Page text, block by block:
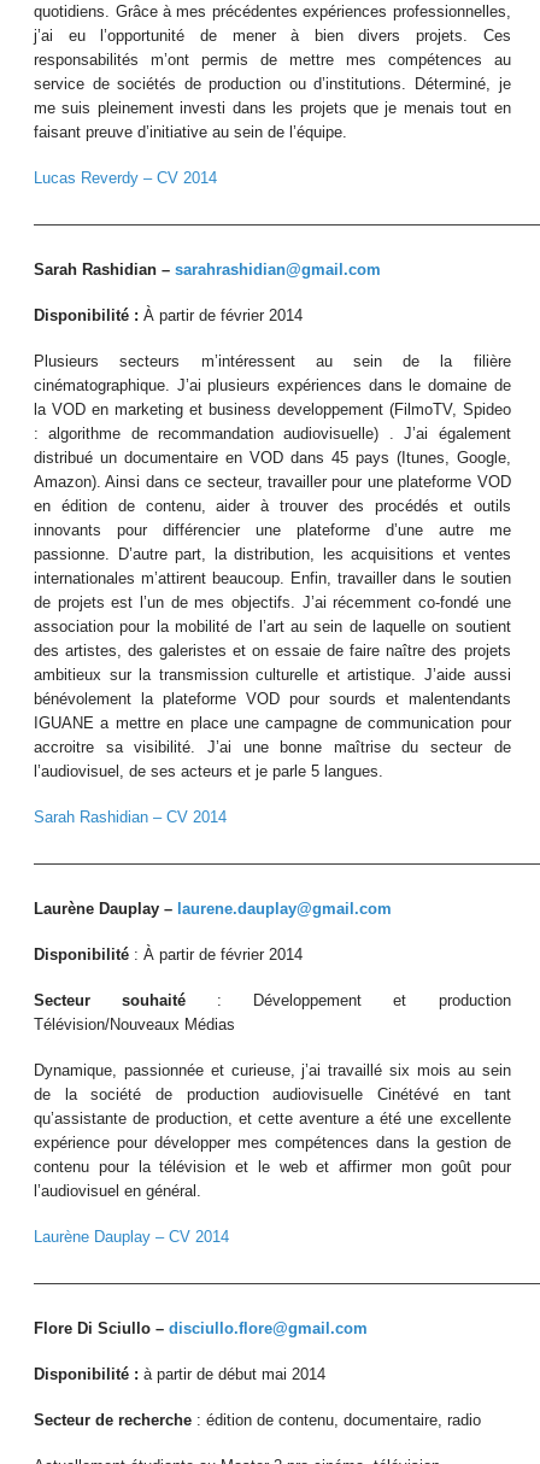
quotidiens. Grâce à mes précédentes expériences professionnelles,
j’ai eu l’opportunité de mener à bien divers projets. Ces
responsabilités m’ont permis de mettre mes compétences au
service de sociétés de production ou d’institutions. Déterminé, je
me suis pleinement investi dans les projets que je menais tout en
faisant preuve d’initiative au sein de l’équipe.
Lucas Reverdy – CV 2014
Sarah Rashidian –sarahrashidian@gmail.com
Disponibilité :À partir de février 2014
Plusieurs secteurs m’intéressent au sein de la filière
cinématographique. J’ai plusieurs expériences dans le domaine de
la VOD en marketing et business developpement (FilmoTV, Spideo
: algorithme de recommandation audiovisuelle) . J’ai également
distribué un documentaire en VOD dans 45 pays (Itunes, Google,
Amazon). Ainsi dans ce secteur, travailler pour une plateforme VOD
en édition de contenu, aider à trouver des procédés et outils
innovants pour différencier une plateforme d’une autre me
passionne. D’autre part, la distribution, les acquisitions et ventes
internationales m’attirent beaucoup. Enfin, travailler dans le soutien
de projets est l’un de mes objectifs. J’ai récemment co-fondé une
association pour la mobilité de l’art au sein de laquelle on soutient
des artistes, des galeristes et on essaie de faire naître des projets
ambitieux sur la transmission culturelle et artistique. J’aide aussi
bénévolement la plateforme VOD pour sourds et malentendants
IGUANE a mettre en place une campagne de communication pour
accroitre sa visibilité. J’ai une bonne maîtrise du secteur de
l’audiovisuel, de ses acteurs et je parle 5 langues.
Sarah Rashidian – CV 2014
Laurène Dauplay – laurene.dauplay@gmail.com
Disponibilité : À partir de février 2014
Secteur souhaité : Développement et production
Télévision/Nouveaux Médias
Dynamique, passionnée et curieuse, j’ai travaillé six mois au sein
de la société de production audiovisuelle Cinétévé en tant
qu’assistante de production, et cette aventure a été une excellente
expérience pour développer mes compétences dans la gestion de
contenu pour la télévision et le web et affirmer mon goût pour
l’audiovisuel en général.
Laurène Dauplay – CV 2014
Flore Di Sciullo –disciullo.flore@gmail.com
Disponibilité : à partir de début mai 2014
Secteur de recherche : édition de contenu, documentaire, radio